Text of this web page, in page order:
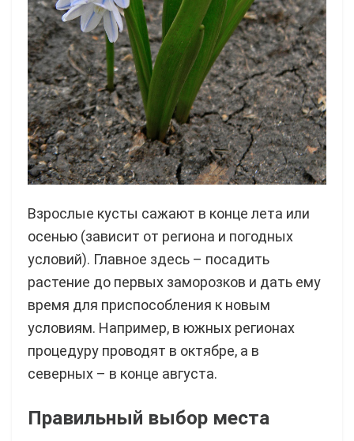
Взрослые кусты сажают в конце лета или
осенью (зависит от региона и погодных
условий). Главное здесь – посадить
растение до первых заморозков и дать ему
время для приспособления к новым
условиям. Например, в южных регионах
процедуру проводят в октябре, а в
северных – в конце августа.
Правильный выбор места